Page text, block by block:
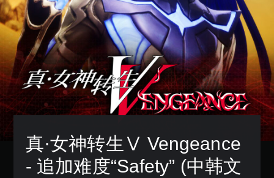
真·女神转生Ⅴ Vengeance
- 追加难度“Safety” (中韩文